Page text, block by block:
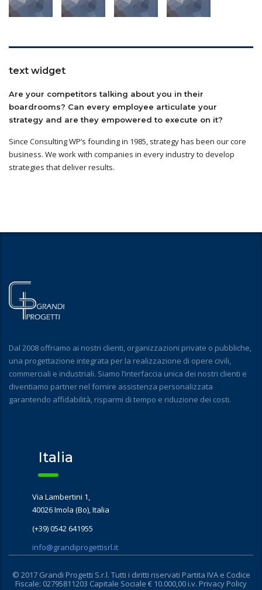
text widget
Are your competitors talking about you in their
boardrooms? Can every employee articulate your
strategy and are they empowered to execute on it?
Since Consulting WP’s founding in 1985, strategy has been our core
business. We work with companies in every industry to develop
strategies that deliver results.
Dal 2008 offriamo ai nostri clienti, organizzazioni private o pubbliche,
una progettazione integrata per la realizzazione di opere civili,
commerciali e industriali. Siamo l’interfaccia unica dei nostri clienti e
diventiamo partner nel fornire assistenza personalizzata
garantendo affidabilità, risparmi di tempo e riduzione dei costi.
Italia
Via Lambertini 1,
40026 Imola (Bo), Italia
(+39) 0542 641955
info@grandiprogettisrl.it
© 2017 Grandi Progetti S.r.l. Tutti i diritti riservati Partita IVA e Codice
Fiscale: 02795811203 Capitale Sociale € 10.000,00 i.v. Privacy Policy